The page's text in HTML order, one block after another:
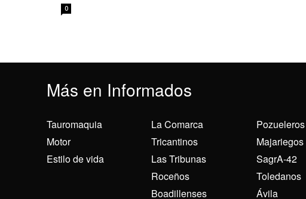
0
Más en Informados
Tauromaquia
Motor
Estilo de vida
La Comarca
Tricantinos
Las Tribunas
Roceños
Boadillenses
Pozueleros
Majariegos
SagrA-42
Toledanos
Ávila